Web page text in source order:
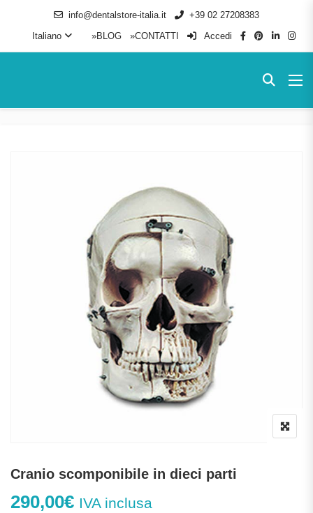
info@dentalstore-italia.it
+39 02 27208383
Italiano
»BLOG »CONTATTI Accedi
Cranio scomponibile in dieci parti
290,00€ IVA inclusa